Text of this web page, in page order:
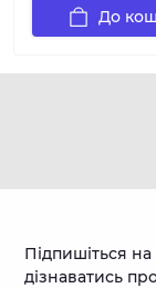
До
Підпишіться
дізнаватись